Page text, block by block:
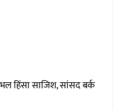
हिंसा साजिश, सांसद बर्क